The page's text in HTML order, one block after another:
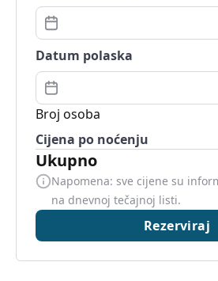
Datum polaska
Broj osoba
Cijena po noćenju
Ukupno
Napomena: sve cijene su
na dnevnoj tečajnoj listi.
Rezerviraj